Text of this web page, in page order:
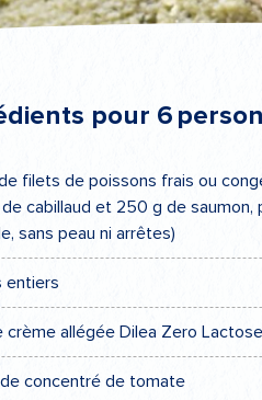
pour 6
filets de poissons frais ou
cabillaud et 250 g de saumon,
sans peau ni arrêtes)
crème allégée Dilea Zero
concentré de tomate